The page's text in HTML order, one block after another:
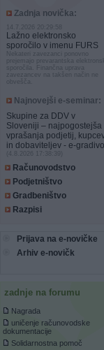
Zadnja novička:
14.7.2026 20:29:58
Lažno elektronsko
sporočilo v imenu FURS
Nekateri zavezanci ponovno
prejemajo prevarantska
sporočila. Finančna uprava
zavezancev na takšen način ne
obvešča.
Najnovejši e-seminar:
Skupine za DDV v
Sloveniji – najpogostejša
vprašanja podjetij,
in dobaviteljev - e-gradivo
(4.8.2026 17:38:39)
Računovodstvo
Podjetništvo
Gradbeništvo
Razpisi
Prijava na e-novičke
Arhiv e-novičk
zadnje na forumu
Nagrada
uničenje računovodske
dokumentacije
Solidarnostna pomoč